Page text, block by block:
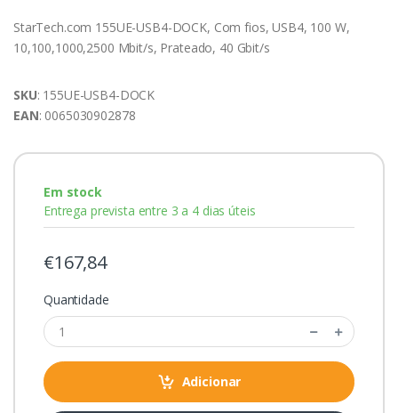
StarTech.com 155UE-USB4-DOCK, Com fios, USB4, 100 W,
10,100,1000,2500 Mbit/s, Prateado, 40 Gbit/s
SKU: 155UE-USB4-DOCK
EAN: 0065030902878
Em stock
Entrega prevista entre 3 a 4 dias úteis
€167,84
Quantidade
Adicionar